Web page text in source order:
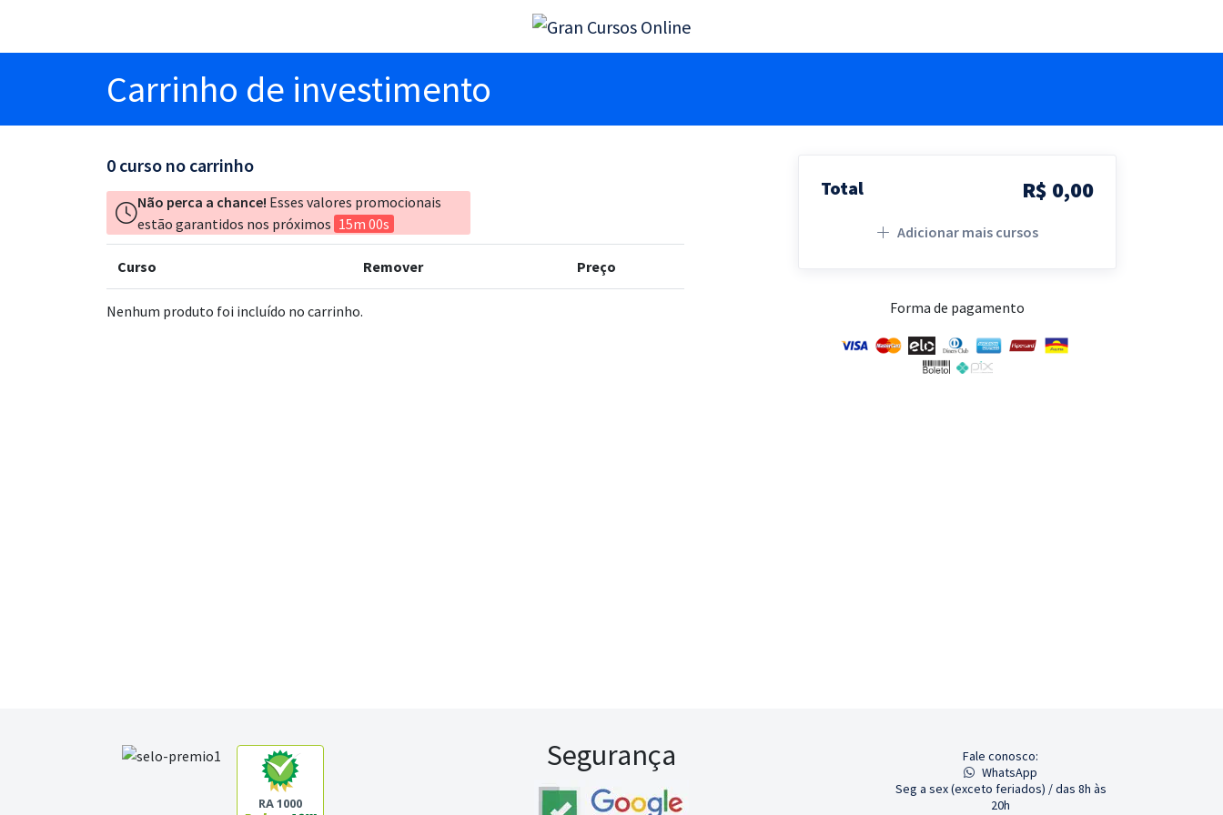
Carrinho de investimento
0 curso no carrinho
Não perca a chance! Esses valores promocionais
estão garantidos nos próximos 15m 00s
Curso Remover Preço
Nenhum produto foi incluído no carrinho.
Total R$ 0,00
Adicionar mais cursos
Forma de pagamento
RA 1000
Segurança
Fale conosco:
WhatsApp
Seg a sex (exceto feriados) / das 8h às
20h